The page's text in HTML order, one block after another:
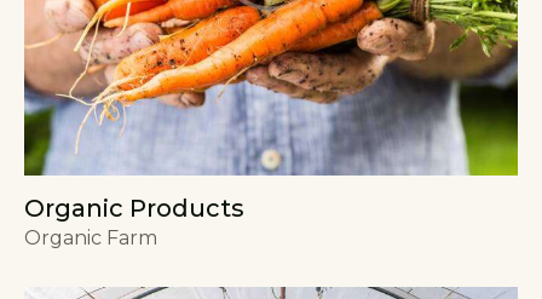
Organic Products
Organic Farm